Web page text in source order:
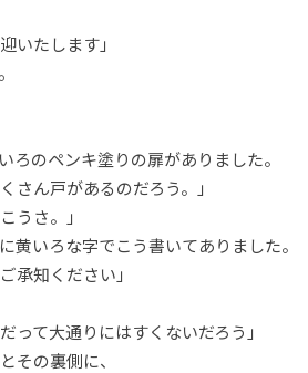
いたします」
のペンキ塗りの扉がありました。
さん戸があるのだろう。」
うさ。」
いろな字でこう書いてありました。
承知ください」
って大通りにはすくないだろう」
その裏側に、